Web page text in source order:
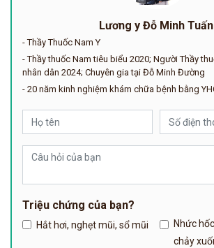
Lương y Đỗ Minh Tuấn
- Thầy Thuốc Nam Y
- Thầy thuốc Nam tiêu biểu 2020; Người Thầy
nhân dân 2024; Chuyên gia tại Đỗ Minh Đường
- 20 năm kinh nghiệm khám chữa bệnh bằng
Triệu chứng của bạn?
Hắt hơi, nghẹt mũi, sổ mũi
Nhức
chảy